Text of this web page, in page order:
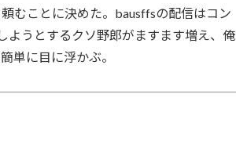
むことに決めた。bausffsの配信はコン
ようとするクソ野郎がますます増え、俺
単に目に浮かぶ。